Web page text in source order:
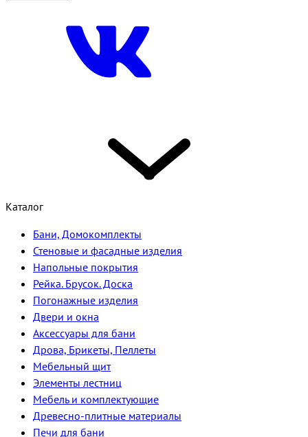
Каталог
Бани, Домокомплекты
Стеновые и фасадные изделия
Напольные покрытия
Рейка. Брусок. Доска
Погонажные изделия
Двери и окна
Аксессуары для бани
Дрова, Брикеты, Пеллеты
Мебельный щит
Элементы лестниц
Мебель и комплектующие
Древесно-плитные материалы
Печи для бани